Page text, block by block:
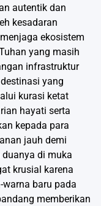
autentik dan
kesadaran
ekosistem
yang masih
infrastruktur
yang
kurasi ketat
hayati serta
kepada para
jauh demi
di muka
krusial karena
baru pada
memberikan